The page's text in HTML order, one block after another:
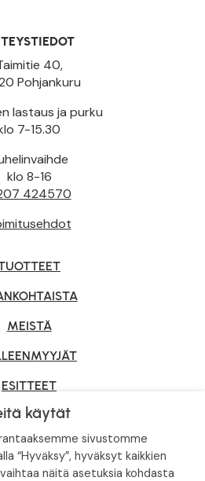
40,
Pohjankuru
lastaus ja purku
7-15.30
klo 8-16
424570
MEISTÄ
ESITTEET
käytät
sivustomme
“Hyväksy”, hyväksyt kaikkien
näitä asetuksia kohdasta